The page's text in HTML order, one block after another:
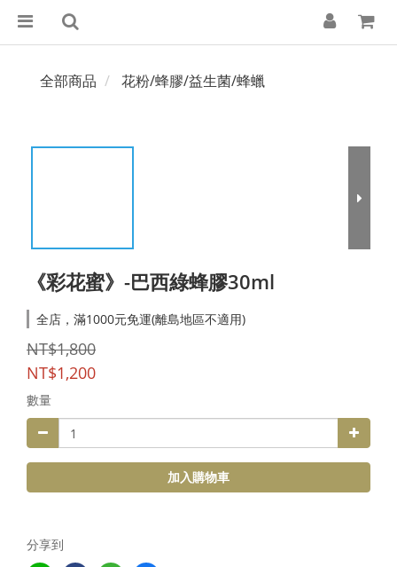
全部商品 花粉/蜂膠/益生菌/蜂蠟
《彩花蜜》-巴西綠蜂膠30ml
全店，滿1000元免運(離島地區不適用)
NT$1,800
NT$1,200
數量
加入購物車
分享到